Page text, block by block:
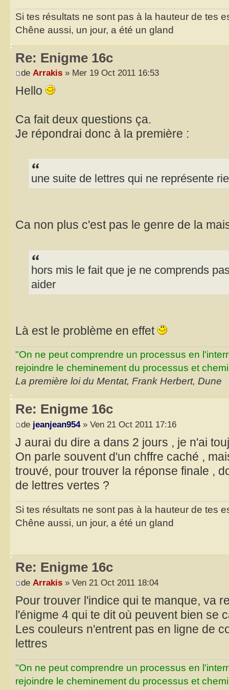
Si tes résultats ne sont pas à la hauteur de tes
Chêne aussi, un jour, a été un gland
Re: Enigme 16c
de Arrakis » Mer 19 Oct 2011 16:53
Hello
Ca fait deux questions ça.
Je répondrai donc à la première :
une suite de lettres qui ne représente
Ca non plus c'est pas le genre de la
hors mis le fait que je ne comprends
aider
Là est le problème en effet
"On ne peut comprendre un processus en
rejoindre le cheminement du processus et
La première loi du Mentat, Frank Herbert, Dune
Re: Enigme 16c
de jeanjean954» Ven 21 Oct 2011 17:16
J aurai du dire a dans 2 jours , je n'ai
On parle souvent d'un chffre caché ,
trouvé, pour trouver la réponse finale ,
de lettres vertes ?
Si tes résultats ne sont pas à la hauteur de tes
Chêne aussi, un jour, a été un gland
Re: Enigme 16c
de Arrakis » Ven 21 Oct 2011 18:04
Pour trouver l'indice qui te manque, va
l'énigme 4 qui te dit où peuvent bien se
Les couleurs n'entrent pas en ligne de
lettres
"On ne peut comprendre un processus en
rejoindre le cheminement du processus et